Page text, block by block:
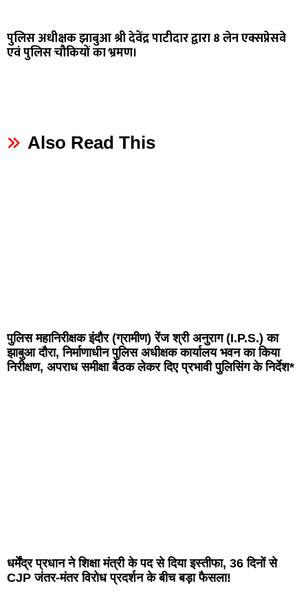
पुलिस अधीक्षक झाबुआ श्री देवेंद्र पाटीदार द्वारा 8 लेन एक्सप्रेसवे
एवं पुलिस चौकियों का भ्रमण।
Also Read This
पुलिस महानिरीक्षक इंदौर (ग्रामीण) रेंज श्री अनुराग (I.P.S.) का
झाबुआ दौरा, निर्माणाधीन पुलिस अधीक्षक कार्यालय भवन का किया
निरीक्षण, अपराध समीक्षा बैठक लेकर दिए प्रभावी पुलिसिंग के निर्देश*
धर्मेंद्र प्रधान ने शिक्षा मंत्री के पद से दिया इस्तीफा, 36 दिनों से
CJP जंतर-मंतर विरोध प्रदर्शन के बीच बड़ा फैसला!